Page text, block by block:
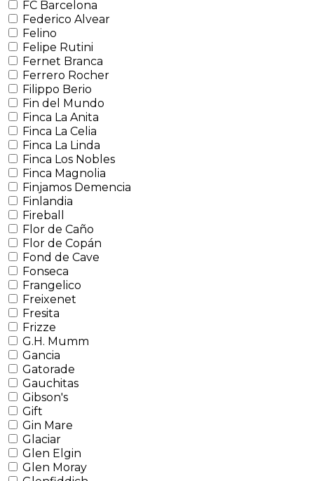
FC Barcelona
Federico Alvear
Felino
Felipe Rutini
Fernet Branca
Ferrero Rocher
Filippo Berio
Fin del Mundo
Finca La Anita
Finca La Celia
Finca La Linda
Finca Los Nobles
Finca Magnolia
Finjamos Demencia
Finlandia
Fireball
Flor de Caño
Flor de Copán
Fond de Cave
Fonseca
Frangelico
Freixenet
Fresita
Frizze
G.H. Mumm
Gancia
Gatorade
Gauchitas
Gibson's
Gift
Gin Mare
Glaciar
Glen Elgin
Glen Moray